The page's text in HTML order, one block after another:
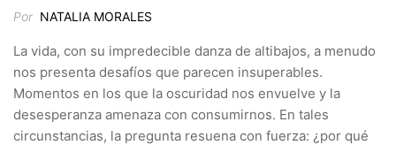
Por NATALIA MORALES
La vida, con su impredecible danza de altibajos, a menudo
nos presenta desafíos que parecen insuperables.
Momentos en los que la oscuridad nos envuelve y la
desesperanza amenaza con consumirnos. En tales
circunstancias, la pregunta resuena con fuerza: ¿por qué